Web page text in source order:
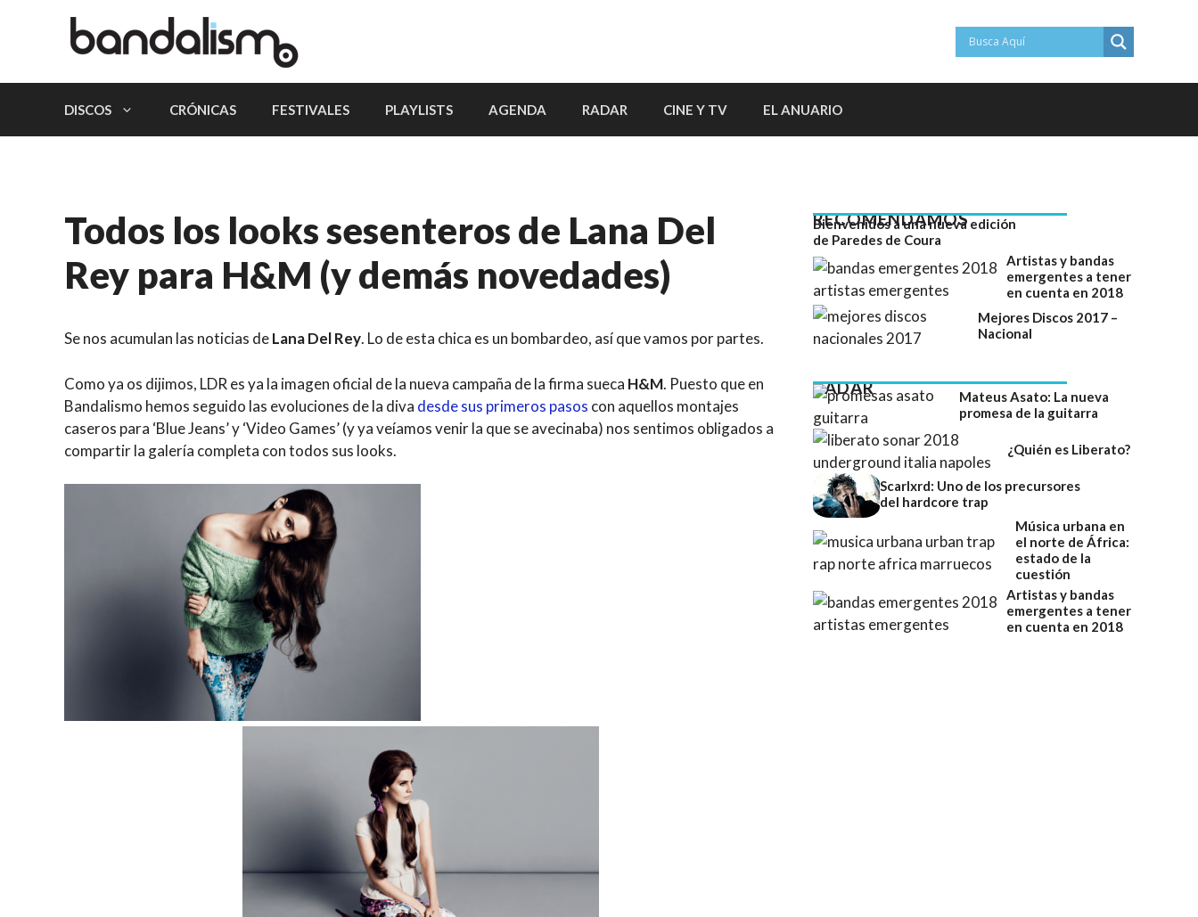
DISCOS CRÓNICAS FESTIVALES PLAYLISTS AGENDA RADAR CINE Y TV EL ANUARIO
Todos los looks sesenteros de Lana Del
Rey para H&M (y demás novedades)
Se nos acumulan las noticias deLana Del Rey. Lo de esta chica es un bombardeo, así que vamos por partes.
Como ya os dijimos, LDR es ya la imagen oficial de la nueva campaña de la firma sueca H&M. Puesto que en
Bandalismo hemos seguido las evoluciones de la diva desde sus primeros pasos con aquellos montajes
caseros para ‘Blue Jeans’ y ‘Video Games’ (y ya veíamos venir la que se avecinaba) nos sentimos obligados a
compartir la galería completa con todos sus looks.
RECOMENDAMOS
Bienvenidos a una nueva edición
de Paredes de Coura
Artistas y bandas
emergentes a tener
en cuenta en 2018
Mejores Discos 2017 –
Nacional
RADAR
Mateus Asato: La nueva
promesa de la guitarra
¿Quién es Liberato?
Scarlxrd: Uno de los precursores
del hardcore trap
Música urbana en
el norte de África:
estado de la
cuestión
Artistas y bandas
emergentes a tener
en cuenta en 2018